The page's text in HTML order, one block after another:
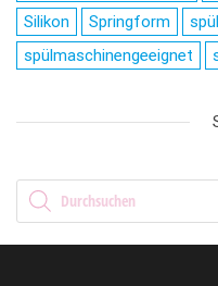
Silikon
Springform
spülmaschinengeeignet
Products search